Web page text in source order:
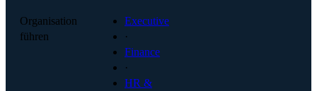
Organisation
führen
Executive
·
Finance
·
HR &